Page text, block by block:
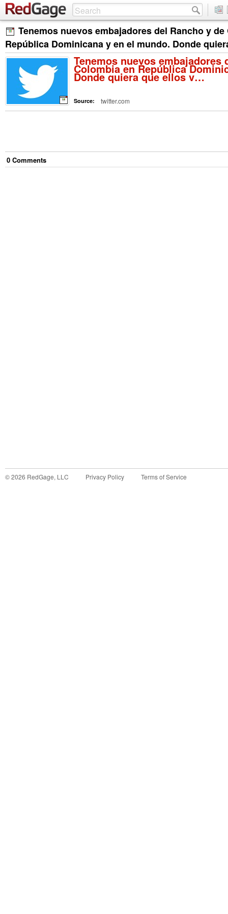
Tenemos nuevos embajadores del Rancho y
República Dominicana y en el mundo. Donde
Tenemos nuevos embajadores
Colombia en República
Donde quiera que ellos v…
Source: twitter.com
0 Comments
©2026 RedGage, LLC Privacy Policy Terms of Service